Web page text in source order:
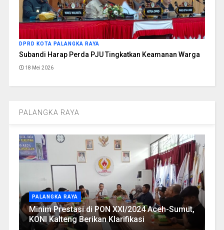
DPRD KOTA PALANGKA RAYA
Subandi Harap Perda PJU Tingkatkan Keamanan Warga
18 Mei 2026
PALANGKA RAYA
PALANGKA RAYA
Minim Prestasi di PON XXI/2024 Aceh-Sumut,
KONI Kalteng Berikan Klarifikasi